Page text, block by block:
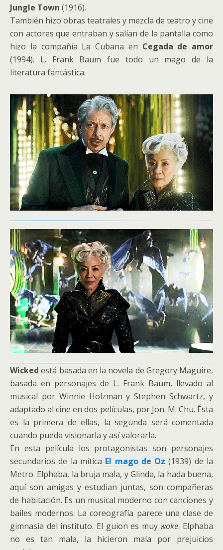
Jungle Town (1916).
También hizo obras teatrales y mezcla de teatro y cine
con actores que entraban y salían de la pantalla como
hizo la compañía La Cubana en Cegada de amor
(1994). L. Frank Baum fue todo un mago de la
literatura fantástica.
Wicked está basada en la novela de Gregory Maguire,
basada en personajes de L. Frank Baum, llevado al
musical por Winnie Holzman y Stephen Schwartz, y
adaptado al cine en dos películas, por Jon. M. Chu. Ésta
es la primera de ellas, la segunda será comentada
cuando pueda visionarla y así valorarla.
En esta película los protagonistas son personajes
secundarios de la mítica El mago de Oz (1939) de la
Metro. Elphaba, la bruja mala, y Glinda, la hada buena,
aquí son amigas y estudian juntas, son compañeras
de habitación. Es un musical moderno con canciones y
bailes modernos. La coreografía parece una clase de
gimnasia del instituto. El guion es muy woke. Elphaba
no es tan mala, la hicieron mala por prejuicios